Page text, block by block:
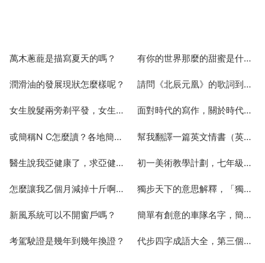
萬木蔥蘢是描寫夏天的嗎？
2025-07-19
有你的世界那麼的甜蜜是什麼歌
2025-07-19
潤滑油的發展現狀怎麼樣呢？
2025-07-19
請問《北辰元凰》的歌詞到底是什麼
2025-07-19
女生脫髮兩旁剃平發，女生把兩邊頭髮剃掉是一種什麼體驗？
2025-07-19
面對時代的寫作，關於時代的作文
2025-07-19
戓簡稱N C怎麼讀？各地簡稱怎樣讀？
2025-07-19
幫我翻譯一篇英文情書（英文翻譯成中文）
2025-07-19
醫生說我亞健康了，求亞健康的解決方法
2025-07-19
初一美術教學計劃，七年級美術教學工作計劃
2025-07-19
怎麼讓我乙個月減掉十斤啊，還有如何美白啊，好煩啊
2025-07-19
獨步天下的意思解釋，「獨步天下」這個成語怎樣解釋？？
2025-07-19
新風系統可以不開窗戶嗎？
2025-07-19
簡單有創意的車隊名字，簡短有創意的隊名有哪些？
2025-07-19
考駕駛證是幾年到幾年換證？ 代步四字成語大全，第三個字代步的成語